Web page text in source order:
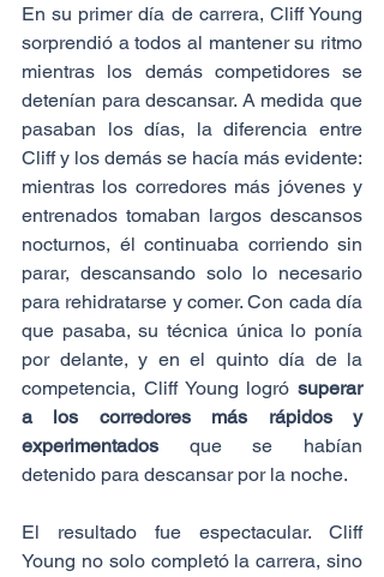
En su primer día de carrera, Cliff Young
sorprendió a todos al mantener su ritmo
mientras los demás competidores se
detenían para descansar. A medida que
pasaban los días, la diferencia entre
Cliff y los demás se hacía más evidente:
mientras los corredores más jóvenes y
entrenados tomaban largos descansos
nocturnos, él continuaba corriendo sin
parar, descansando solo lo necesario
para rehidratarse y comer. Con cada día
que pasaba, su técnica única lo ponía
por delante, y en el quinto día de la
competencia, Cliff Young logró superar
a los corredores más rápidos y
experimentados que se habían
detenido para descansar por la noche.
El resultado fue espectacular. Cliff
Young no solo completó la carrera, sino